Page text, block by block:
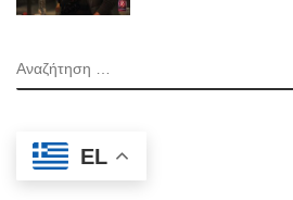
ΑΝΑΖΉΤΗΣΗ
EL